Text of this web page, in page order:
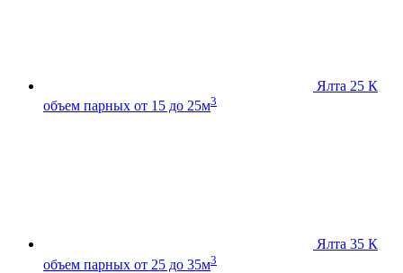
Ялта 25 К
объем парных от 15 до 25м3
Ялта 35 К
объем парных от 25 до 35м3